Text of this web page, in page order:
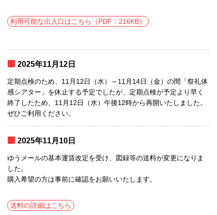
利用可能な出入口はこちら（PDF：216KB）
2025年11月12日
定期点検のため、11月12日（水）～11月14日（金）の間「祭礼体
感シアター」を休止する予定でしたが、定期点検が予定より早く
終了したため、11月12日（水）午後12時から再開いたしました。
ぜひご利用ください。
2025年11月10日
ゆうメールの基本運賃改定を受け、図録等の送料が変更になりま
した。
購入希望の方は事前に確認をお願いいたします。
送料の詳細はこちら